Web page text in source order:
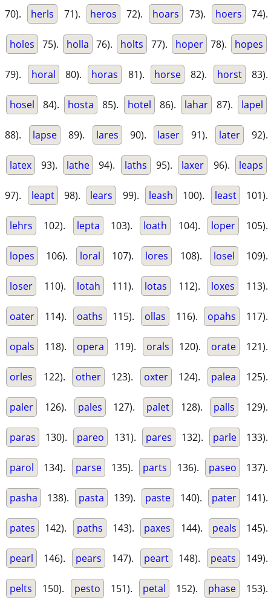
70). herls 71). heros 72). hoars 73). hoers 74).
holes 75). holla 76). holts 77). hoper 78). hopes
79). horal 80). horas 81). horse 82). horst 83).
hosel 84). hosta 85). hotel 86). lahar 87). lapel
88). lapse 89). lares 90). laser 91). later 92).
latex 93). lathe 94). laths 95). laxer 96). leaps
97). leapt 98). lears 99). leash 100). least 101).
lehrs 102). lepta 103). loath 104). loper 105).
lopes 106). loral 107). lores 108). losel 109).
loser 110). lotah 111). lotas 112). loxes 113).
oater 114). oaths 115). ollas 116). opahs 117).
opals 118). opera 119). orals 120). orate 121).
orles 122). other 123). oxter 124). palea 125).
paler 126). pales 127). palet 128). palls 129).
paras 130). pareo 131). pares 132). parle 133).
parol 134). parse 135). parts 136). paseo 137).
pasha 138). pasta 139). paste 140). pater 141).
pates 142). paths 143). paxes 144). peals 145).
pearl 146). pears 147). peart 148). peats 149).
pelts 150). pesto 151). petal 152). phase 153).